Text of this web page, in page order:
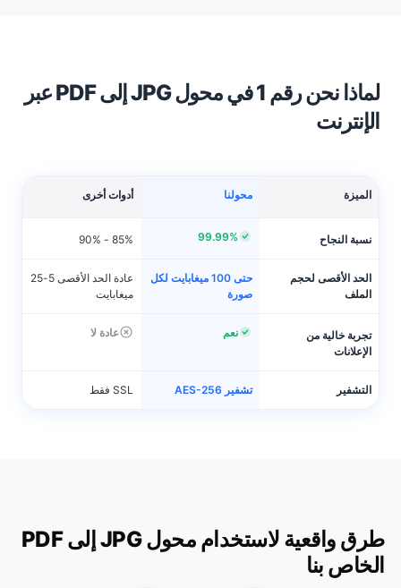
لماذا نحن رقم 1 في محول JPG إلى PDF عبر
الإنترنت
الميزة محولنا أدوات أخرى
نسبة النجاح 99.99%
85% - 90%
الحد الأقصى لحجم
الملف
حتى 100 ميغابايت لكل
صورة
عادة الحد الأقصى 5-25
ميغابايت
تجربة خالية من
الإعلانات
نعم عادة لا
التشفير تشفير AES-256 SSL فقط
طرق واقعية لاستخدام محول JPG إلى PDF
الخاص بنا